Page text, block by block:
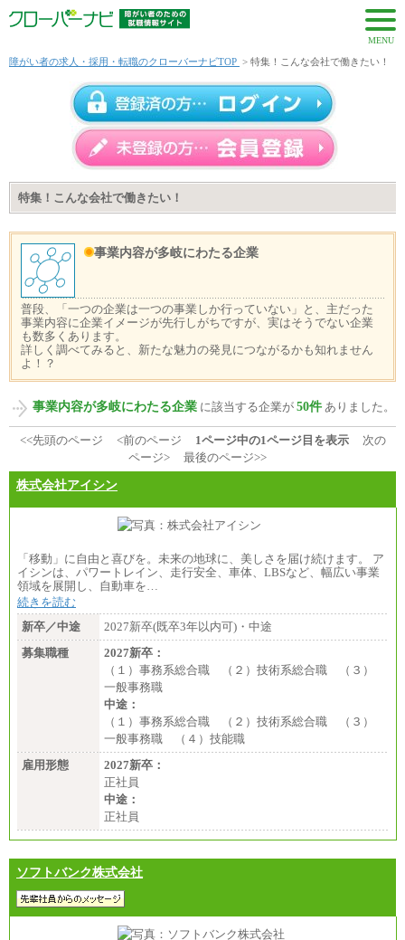
MENU
障がい者の求人・採用・転職のクローバーナビTOP > 特集！こんな会社で働きたい！
特集！こんな会社で働きたい！
事業内容が多岐にわたる企業
普段、「一つの企業は一つの事業しか行っていない」と、主だった
事業内容に企業イメージが先行しがちですが、実はそうでない企業
も数多くあります。
詳しく調べてみると、新たな魅力の発見につながるかも知れません
よ！？
事業内容が多岐にわたる企業 に該当する企業が 50件 ありました。
<<先頭のページ <前のページ 1ページ中の1ページ目を表示
次の
ページ>
最後のページ>>
株式会社アイシン
「移動」に自由と喜びを。未来の地球に、美しさを届け続けます。 ア
イシンは、パワートレイン、走行安全、車体、LBSなど、幅広い事業
領域を展開し、自動車を…
続きを読む
新卒／中途
2027新卒(既卒3年以内可)・中途
募集職種
2027新卒：
（１）事務系総合職 （２）技術系総合職 （３）
一般事務職
中途：
（１）事務系総合職 （２）技術系総合職 （３）
一般事務職 （４）技能職
雇用形態
2027新卒：
正社員
中途：
正社員
ソフトバンク株式会社